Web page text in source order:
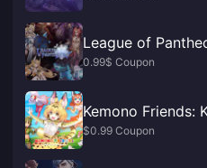
League of
0.99$ Coupon
Kemono Friends:
$0.99 Coupon